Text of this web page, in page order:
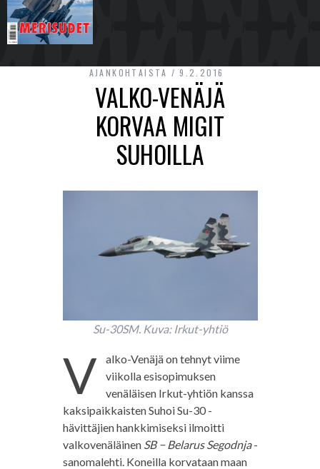
AJANKOHTAISTA 9.2.2016
VALKO-VENÄJÄ
KORVAA MIGIT
SUHOILLA
Su-30SM. Kuva: Irkut-yhtiö
V
alko-Venäjä on tehnyt viime
viikolla esisopimuksen
venäläisen Irkut-yhtiön kanssa
kaksipaikkaisten Suhoi Su-30 -
hävittäjien hankkimiseksi ilmoitti
valkovenäläinen SB − Belarus Segodnja-
sanomalehti. Koneilla korvataan maan